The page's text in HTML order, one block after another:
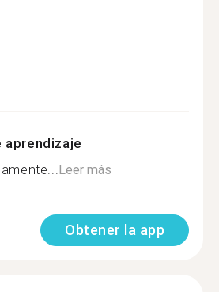
aprendizaje
Leer más
Obtener la app